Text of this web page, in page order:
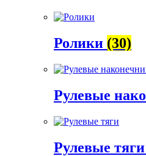
Ролики (30)
Рулевые
Рулевые тяги